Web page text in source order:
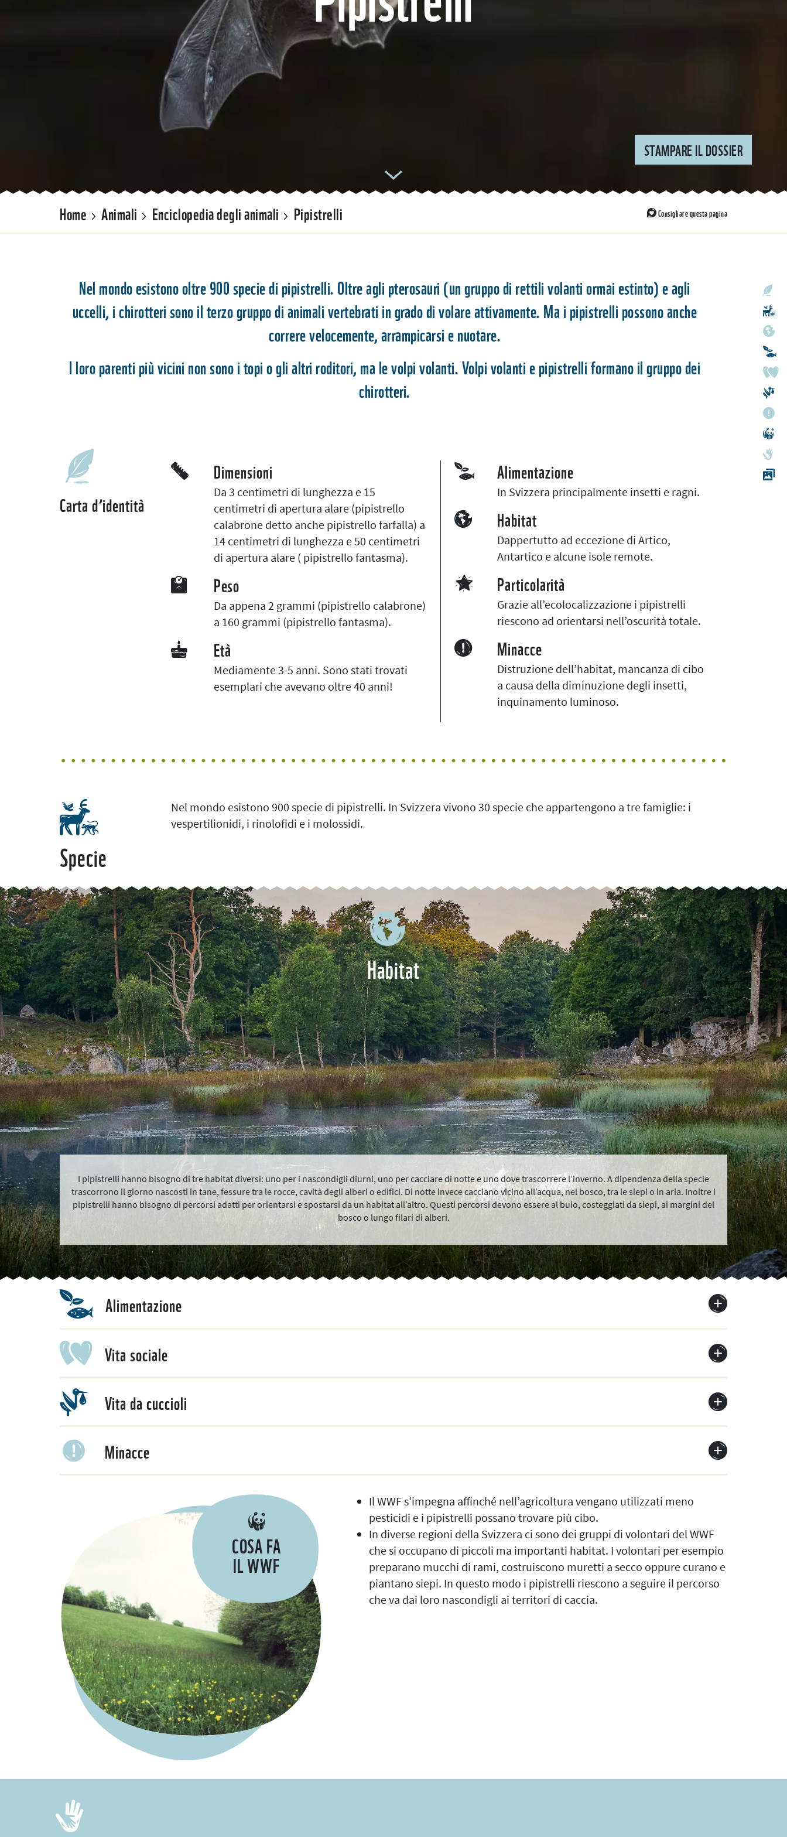
STAMPARE IL DOSSIER
Home Animali Enciclopedia degli animali Pipistrelli Consigliare questa pagina
Nel mondo esistono oltre 900 specie di pipistrelli. Oltre agli pterosauri (un gruppo di rettili volanti ormai estinto) e agli
uccelli, i chirotteri sono il terzo gruppo di animali vertebrati in grado di volare attivamente. Ma i pipistrelli possono anche
correre velocemente, arrampicarsi e nuotare.
I loro parenti più vicini non sono i topi o gli altri roditori, ma le volpi volanti. Volpi volanti e pipistrelli formano il gruppo dei
chirotteri.
Carta d’identità
Dimensioni
Da 3 centimetri di lunghezza e 15
centimetri di apertura alare (pipistrello
calabrone detto anche pipistrello farfalla) a
14 centimetri di lunghezza e 50 centimetri
di apertura alare ( pipistrello fantasma).
Peso
Da appena 2 grammi (pipistrello calabrone)
a 160 grammi (pipistrello fantasma).
Età
Mediamente 3-5 anni. Sono stati trovati
esemplari che avevano oltre 40 anni!
Alimentazione
In Svizzera principalmente insetti e ragni.
Habitat
Dappertutto ad eccezione di Artico,
Antartico e alcune isole remote.
Particolarità
Grazie all’ecolocalizzazione i pipistrelli
riescono ad orientarsi nell’oscurità totale.
Minacce
Distruzione dell’habitat, mancanza di cibo
a causa della diminuzione degli insetti,
inquinamento luminoso.
Specie
Nel mondo esistono 900 specie di pipistrelli. In Svizzera vivono 30 specie che appartengono a tre famiglie: i
vespertilionidi, i rinolofidi e i molossidi.
Habitat
I pipistrelli hanno bisogno di tre habitat diversi: uno per i nascondigli diurni, uno per cacciare di notte e uno dove trascorrere l’inverno. A dipendenza della specie
trascorrono il giorno nascosti in tane, fessure tra le rocce, cavità degli alberi o edifici. Di notte invece cacciano vicino all’acqua, nel bosco, tra le siepi o in aria. Inoltre i
pipistrelli hanno bisogno di percorsi adatti per orientarsi e spostarsi da un habitat all’altro. Questi percorsi devono essere al buio, costeggiati da siepi, ai margini del
bosco o lungo filari di alberi.
Alimentazione
Vita sociale
Vita da cuccioli
Minacce
COSA FA
IL WWF
Il WWF s’impegna affinché nell’agricoltura vengano utilizzati meno
pesticidi e i pipistrelli possano trovare più cibo.
In diverse regioni della Svizzera ci sono dei gruppi di volontari del WWF
che si occupano di piccoli ma importanti habitat. I volontari per esempio
preparano mucchi di rami, costruiscono muretti a secco oppure curano e
piantano siepi. In questo modo i pipistrelli riescono a seguire il percorso
che va dai loro nascondigli ai territori di caccia.